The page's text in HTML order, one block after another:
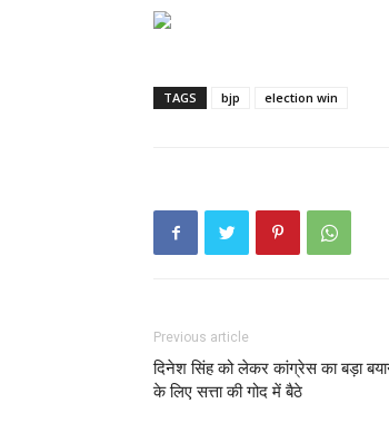
TAGS bjp election win
Previous article
दिनेश सिंह को लेकर कांग्रेस का बड़ा
के लिए सत्ता की गोद में बैठे